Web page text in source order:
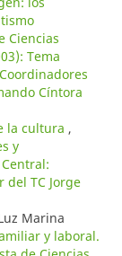
Ciencias
Tema
Cíntora
la cultura ,
y
del TC Jorge
Marina
y laboral.